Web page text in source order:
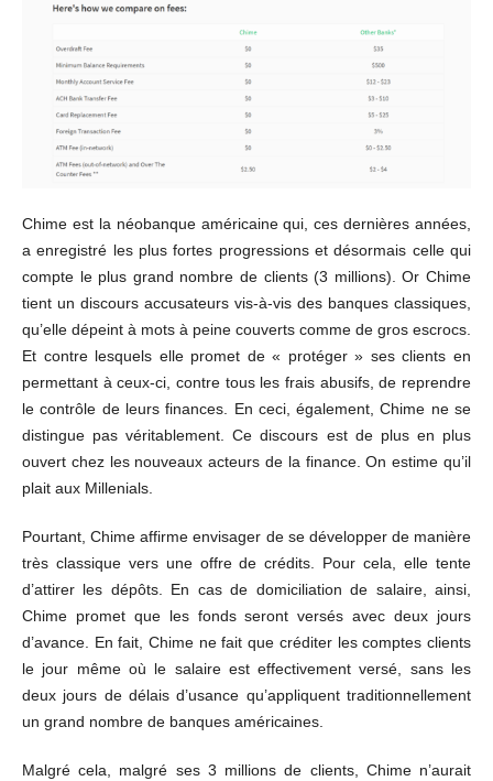
Chime est la néobanque américaine qui, ces dernières années,
a enregistré les plus fortes progressions et désormais celle qui
compte le plus grand nombre de clients (3 millions). Or Chime
tient un discours accusateurs vis-à-vis des banques classiques,
qu’elle dépeint à mots à peine couverts comme de gros escrocs.
Et contre lesquels elle promet de « protéger » ses clients en
permettant à ceux-ci, contre tous les frais abusifs, de reprendre
le contrôle de leurs finances. En ceci, également, Chime ne se
distingue pas véritablement. Ce discours est de plus en plus
ouvert chez les nouveaux acteurs de la finance. On estime qu’il
plait aux Millenials.
Pourtant, Chime affirme envisager de se développer de manière
très classique vers une offre de crédits. Pour cela, elle tente
d’attirer les dépôts. En cas de domiciliation de salaire, ainsi,
Chime promet que les fonds seront versés avec deux jours
d’avance. En fait, Chime ne fait que créditer les comptes clients
le jour même où le salaire est effectivement versé, sans les
deux jours de délais d’usance qu’appliquent traditionnellement
un grand nombre de banques américaines.
Malgré cela, malgré ses 3 millions de clients, Chime n’aurait